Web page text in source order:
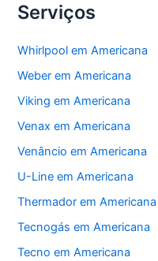
Serviços
Whirlpool em Americana
Weber em Americana
Viking em Americana
Venax em Americana
Venâncio em Americana
U-Line em Americana
Thermador em Americana
Tecnogás em Americana
Tecno em Americana